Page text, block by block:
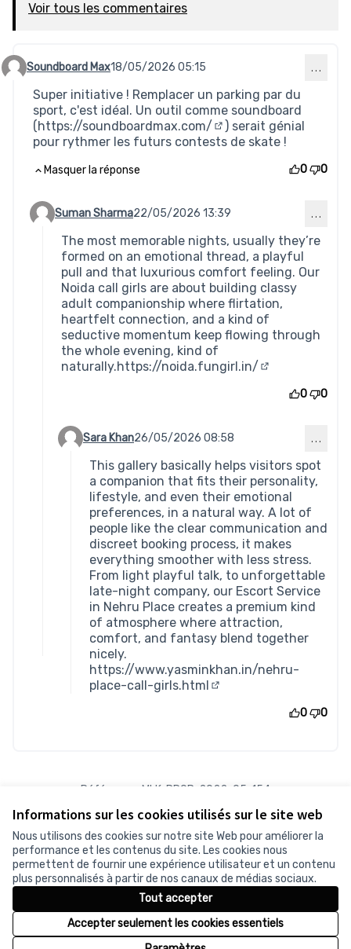
Informations sur les cookies utilisés sur le site web
Nous utilisons des cookies sur notre site Web pour améliorer la
performance et les contenus du site. Les cookies nous
permettent de fournir une expérience utilisateur et un contenu
plus personnalisés à partir de nos canaux de médias sociaux.
Tout accepter
Accepter seulement les cookies essentiels
Voir tous les commentaires
Commentaire 927
Soundboard Max18/05/2026 05:15 …
Super initiative ! Remplacer un parking par du
sport, c'est idéal. Un outil comme soundboard
(https://soundboardmax.com/
(Lien externe)
) serait génial
pour rythmer les futurs contests de skate !
Masquer la réponse 0 0
Commentaire 964 (réponse au commentaire 927)
Suman Sharma22/05/2026 13:39 …
The most memorable nights, usually they’re
formed on an emotional thread, a playful
pull and that luxurious comfort feeling. Our
Noida call girls are about building classy
adult companionship where flirtation,
heartfelt connection, and a kind of
seductive momentum keep flowing through
the whole evening, kind of
naturally.https://noida.fungirl.in/
0 0
Commentaire 967 (réponse au commentaire 964)
Sara Khan26/05/2026 08:58 …
This gallery basically helps visitors spot
a companion that fits their personality,
lifestyle, and even their emotional
preferences, in a natural way. A lot of
people like the clear communication and
discreet booking process, it makes
everything smoother with less stress.
From light playful talk, to unforgettable
late-night company, our Escort Service
in Nehru Place creates a premium kind
of atmosphere where attraction,
comfort, and fantasy blend together
nicely.
https://www.yasminkhan.in/nehru-
place-call-girls.html
0 0
Référence : MLK-PROP-2022-05-154
Vérifiez l'empreinte numérique
Conditions d'utilisation
Paramètres des cookies
Licence
(Lien